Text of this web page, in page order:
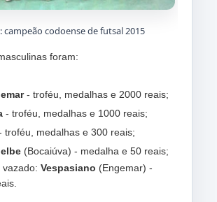
campeão codoense de futsal 2015
foram:
- troféu, medalhas e 2000 reais;
- troféu, medalhas e 1000 reais;
troféu, medalhas e 300 reais;
(Bocaiúva) - medalha e 50 reais;
Vespasiano (Engemar) -